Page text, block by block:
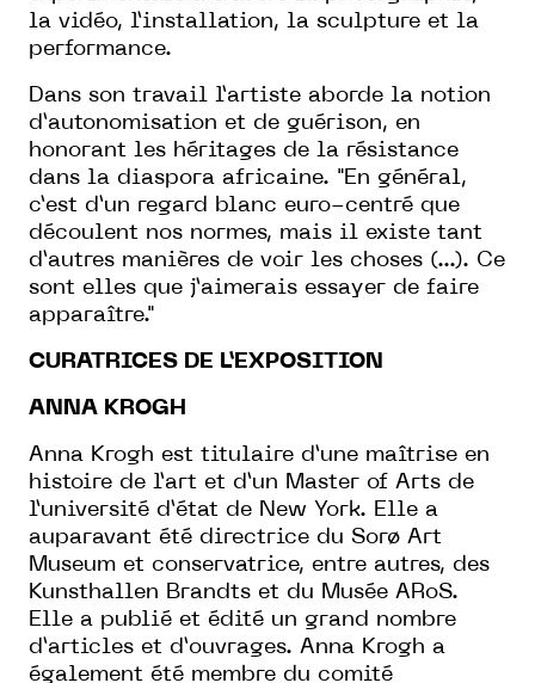
la vidéo, l’installation, la sculpture et la
performance.
Dans son travail l’artiste aborde la notion
d’autonomisation et de guérison, en
honorant les héritages de la résistance
dans la diaspora africaine. "En général,
c’est d’un regard blanc euro-centré que
découlent nos normes, mais il existe tant
d’autres manières de voir les choses (...). Ce
sont elles que j’aimerais essayer de faire
apparaître."
CURATRICES DE L’EXPOSITION
ANNA KROGH
Anna Krogh est titulaire d’une maîtrise en
histoire de l’art et d’un Master of Arts de
l’université d’état de New York. Elle a
auparavant été directrice du Sorø Art
Museum et conservatrice, entre autres, des
Kunsthallen Brandts et du Musée ARoS.
Elle a publié et édité un grand nombre
d’articles et d’ouvrages. Anna Krogh a
également été membre du comité